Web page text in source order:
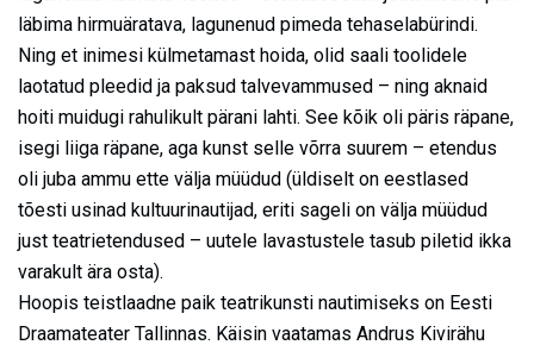
läbima hirmuäratava, lagunenud pimeda tehaselabürindi.
Ning et inimesi külmetamast hoida, olid saali toolidele
laotatud pleedid ja paksud talvevammused – ning aknaid
hoiti muidugi rahulikult pärani lahti. See kõik oli päris räpane,
isegi liiga räpane, aga kunst selle võrra suurem – etendus
oli juba ammu ette välja müüdud (üldiselt on eestlased
tõesti usinad kultuurinautijad, eriti sageli on välja müüdud
just teatrietendused – uutele lavastustele tasub piletid ikka
varakult ära osta).
Hoopis teistlaadne paik teatrikunsti nautimiseks on Eesti
Draamateater Tallinnas. Käisin vaatamas Andrus Kivirähu